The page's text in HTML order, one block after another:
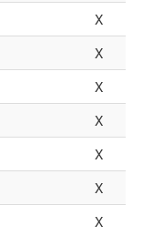
X
X
X
X
X
X
X